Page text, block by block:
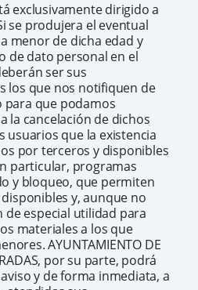
exclusivamente dirigido a
se produjera el eventual
menor de dicha edad y
de dato personal en el
ser sus
los que nos notifiquen de
para que podamos
la cancelación de dichos
usuarios que la existencia
por terceros y disponibles
particular, programas
y bloqueo, que permiten
y, aunque no
de especial utilidad para
materiales a los que
AYUNTAMIENTO DE
por su parte, podrá
y de forma inmediata, a